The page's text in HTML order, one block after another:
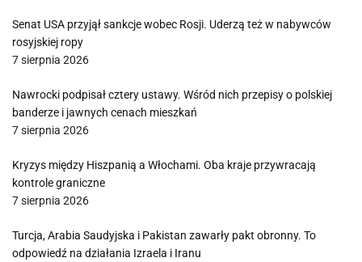
Senat USA przyjął sankcje wobec Rosji. Uderzą też w nabywców
rosyjskiej ropy
7 sierpnia 2026
Nawrocki podpisał cztery ustawy. Wśród nich przepisy o polskiej
banderze i jawnych cenach mieszkań
7 sierpnia 2026
Kryzys między Hiszpanią a Włochami. Oba kraje przywracają
kontrole graniczne
7 sierpnia 2026
Turcja, Arabia Saudyjska i Pakistan zawarły pakt obronny. To
odpowiedź na działania Izraela i Iranu